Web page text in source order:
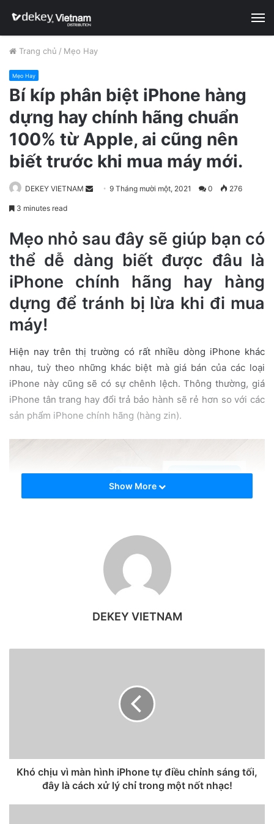
Trang chủ / Mẹo Hay
Mẹo Hay
Bí kíp phân biệt iPhone hàng
dựng hay chính hãng chuẩn
100% từ Apple, ai cũng nên
biết trước khi mua máy mới.
DEKEY VIETNAM
a
n
e
a
9 Tháng mười một, 2021 0 276
3 minutes read
Mẹo nhỏ sau đây sẽ giúp bạn có
thể dễ dàng biết được đâu là
iPhone chính hãng hay hàng
dựng để tránh bị lừa khi đi mua
máy!
Hiện nay trên thị trường có rất nhiều dòng iPhone khác
nhau, tuỳ theo những khác biệt mà giá bán của các loại
iPhone này cũng sẽ có sự chênh lệch. Thông thường, giá
iPhone tân trang hay đổi trả bảo hành sẽ rẻ hơn so với các
sản phẩm iPhone chính hãng (hàng zin).
Phân biệt được các loại iPhone không chỉ giúp bạn ước
định được giá trị của sản phẩm, mà còn giúp bạn tránh mua
thể dễ dàng biết được đâu là iPhone chính hãng, tân trang
hay đổi trả bảo hành trước khi “xuống tiền” mua máy!
trang hay đổi trả bảo hành?
Show More
DEKEY VIETNAM
Khó chịu vì màn hình iPhone tự điều chỉnh sáng tối,
đây là cách xử lý chỉ trong một nốt nhạc!